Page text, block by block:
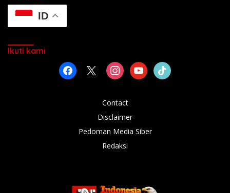
ID
Ikuti kami
facebook instagramyoutubetiktok
Contact
Disclaimer
Pedoman Media Siber
Redaksi